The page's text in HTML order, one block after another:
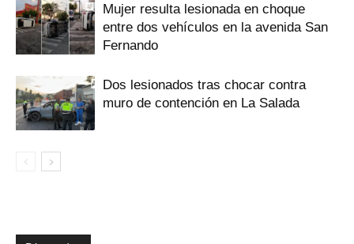
Mujer resulta lesionada en choque
entre dos vehículos en la avenida San
Fernando
Dos lesionados tras chocar contra
muro de contención en La Salada